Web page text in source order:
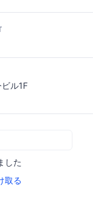
ル1F
した
取る